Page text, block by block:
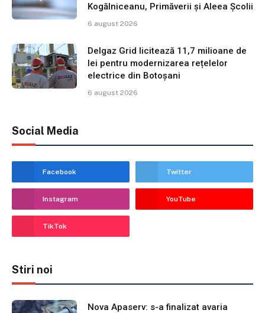
Kogălniceanu, Primăverii și Aleea Școlii
6 august 2026
Delgaz Grid licitează 11,7 milioane de
lei pentru modernizarea rețelelor
electrice din Botoșani
6 august 2026
Social Media
Facebook Twitter
Instagram YouTube
TikTok
Stiri noi
Nova Apaserv: s-a finalizat avaria